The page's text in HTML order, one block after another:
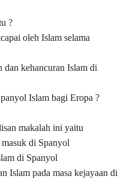
?
oleh Islam selama
dan kehancuran Islam di
Islam bagi Eropa ?
makalah ini yaitu
di Spanyol
di Spanyol
Islam pada masa kejayaan di